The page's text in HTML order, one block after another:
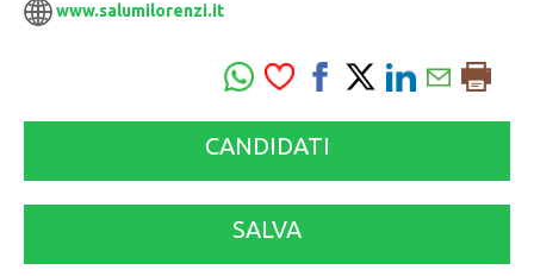
www.salumilorenzi.it
CANDIDATI
SALVA